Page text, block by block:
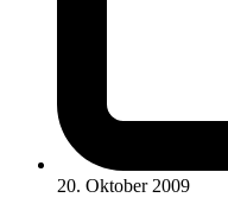
20. Oktober 2009